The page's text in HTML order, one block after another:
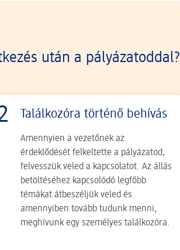
után a pályázatoddal?
Találkozóra történő behívás
Amennyien a vezetőnek az
érdeklődését felkeltette a pályázatod,
felvesszük veled a kapcsolatot. Az állás
betöltéséhez kapcsolódó legfőbb
témákat átbeszéljük veled és
amennyiben tovább tudunk menni,
meghívunk egy személyes találkozóra.